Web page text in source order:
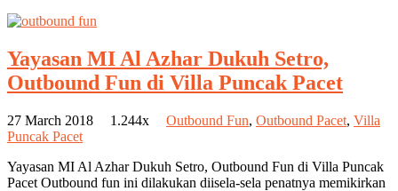
Yayasan MI Al Azhar Dukuh Setro,
Outbound Fun di Villa Puncak Pacet
27 March 2018 1.244x Outbound Fun, Outbound Pacet, Villa
Puncak Pacet
Yayasan MI Al Azhar Dukuh Setro, Outbound Fun di Villa Puncak
Pacet Outbound fun ini dilakukan diisela-sela penatnya memikirkan